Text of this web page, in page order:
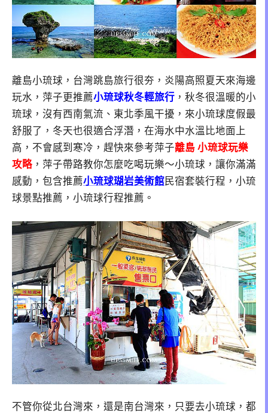
離島小琉球，台灣跳島旅行很夯，炎陽高照夏天來海邊
玩水，萍子更推薦小琉球秋冬輕旅行 ，秋冬很溫暖的小
琉球，沒有西南氣流、東北季風干擾，來小琉球度假最
舒服了，冬天也很適合浮潛，在海水中水溫比地面上
高，不會感到寒冷，趕快來參考萍子離島 小琉球玩樂
攻略 ，萍子帶路教你怎麼吃喝玩樂～小琉球，讓你滿滿
感動，包含推薦小琉球瑚岩美術館民宿套裝行程，小琉
球景點推薦，小琉球行程推薦。
不管你從北台灣來，還是南台灣來，只要去小琉球，都